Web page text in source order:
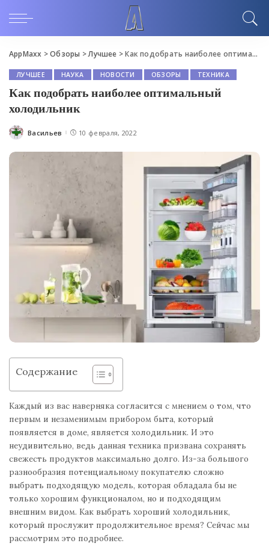
AppMaxx >Обзоры >Лучшее >Как подобрать наиболее оптимальный холодильник
ЛУЧШЕЕ НАУКА НОВОСТИ ОБЗОРЫ ТЕХНИКА
Как подобрать наиболее оптимальный
холодильник
Posted
Васильев 10 февраля, 2022
Содержание
Каждый из вас наверняка согласится с мнением о том, что
первым и незаменимым прибором быта, который
появляется в доме, является холодильник. И это
неудивительно, ведь данная техника призвана сохранять
свежесть продуктов максимально долго. Из-за большого
разнообразия потенциальному покупателю сложно
выбрать подходящую модель, которая обладала бы не
только хорошим функционалом, но и подходящим
внешним видом. Как выбрать хороший холодильник,
который прослужит продолжительное время? Сейчас мы
рассмотрим это подробнее.